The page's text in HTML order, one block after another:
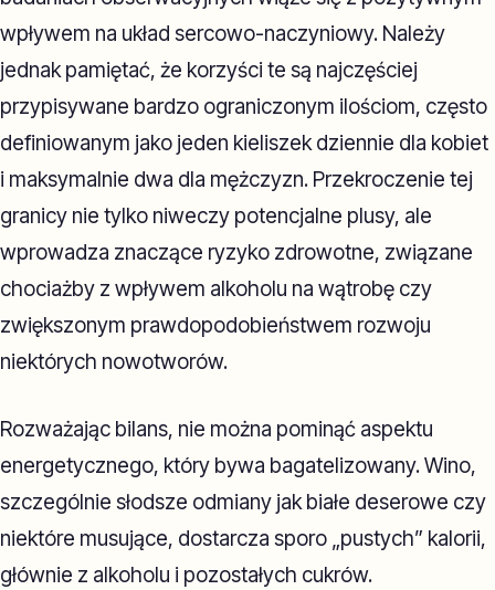
wpływem na układ sercowo-naczyniowy. Należy
jednak pamiętać, że korzyści te są najczęściej
przypisywane bardzo ograniczonym ilościom, często
definiowanym jako jeden kieliszek dziennie dla kobiet
i maksymalnie dwa dla mężczyzn. Przekroczenie tej
granicy nie tylko niweczy potencjalne plusy, ale
wprowadza znaczące ryzyko zdrowotne, związane
chociażby z wpływem alkoholu na wątrobę czy
zwiększonym prawdopodobieństwem rozwoju
niektórych nowotworów.
Rozważając bilans, nie można pominąć aspektu
energetycznego, który bywa bagatelizowany. Wino,
szczególnie słodsze odmiany jak białe deserowe czy
niektóre musujące, dostarcza sporo „pustych” kalorii,
głównie z alkoholu i pozostałych cukrów.